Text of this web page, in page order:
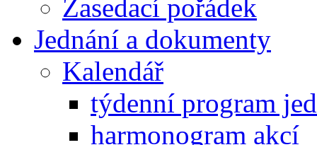
Zasedací pořádek
Jednání a dokumenty
Kalendář
týdenní program
harmonogram akcí